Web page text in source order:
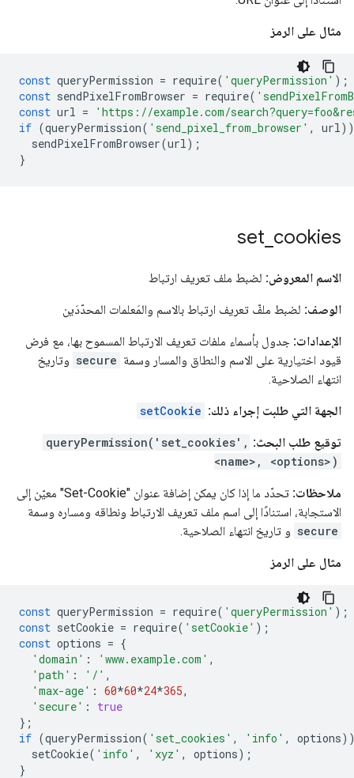
مثال على الرمز
const queryPermission = require( 'queryPermission' );
const sendPixelFromBrowser = require(
const url =
'https://example.com/
if (queryPermission( 'send_pixel_from_browser' , url))
sendPixelFromBrowser(url);
}
set cookies
الاسم المعروض: لضبط ملف تعريف ارتباط
الوصف: لضبط ملفّ تعريف ارتباط بالاسم والمَعلمات المحدّدَين
الإعدادات: جدول بأسماء ملفات تعريف الارتباط المسموح بها، مع فرض
قيود اختيارية على الاسم والنطاق والمسار وسمة secure وتاريخ
انتهاء الصلاحية.
الجهة التي طلبت إجراء ذلك: setCookie
توقيع طلب البحث: queryPermission('set_cookies',
<name>, <options>)
ملاحظات:
تحدّد ما إذا كان يمكن إضافة عنوان "Set-Cookie" معيّن إلى
الاستجابة، استنادًا إلى اسم ملف تعريف الارتباط ونطاقه ومساره وسمة
secure و تاريخ انتهاء الصلاحية.
مثال على الرمز
const queryPermission = require( 'queryPermission' );
const setCookie = require( 'setCookie' );
const options = {
'domain' : 'www.example.com' ,
'path' : '/' ,
'max-age' : 60*60*24*365,
'secure' :
true
};
if (queryPermission( 'set_cookies' , 'info' , options
setCookie( 'info' , 'xyz' , options);
}